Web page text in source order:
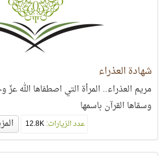
شهادة العذراء
مريم العذراء.. المرأة التي اصطفاها الله
وسمّاها القرآن باسمها
عدد الزيارات:12.8K